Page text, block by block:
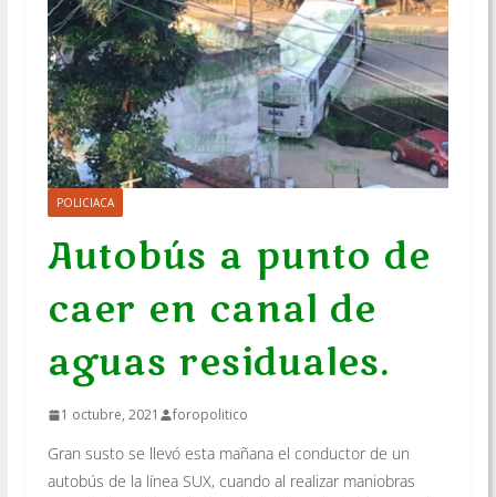
POLICIACA
Autobús a punto de
caer en canal de
aguas residuales.
1 octubre, 2021 foropolitico
Gran susto se llevó esta mañana el conductor de un
autobús de la línea SUX, cuando al realizar maniobras